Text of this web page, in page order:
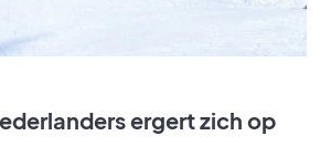
ergert zich op